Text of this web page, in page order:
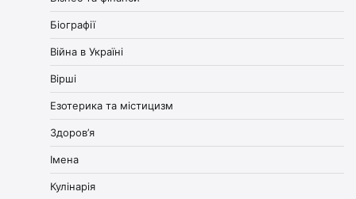
Біографії
Війна в Україні
Вірші
Езотерика та містицизм
Здоров’я
Імена
Кулінарія